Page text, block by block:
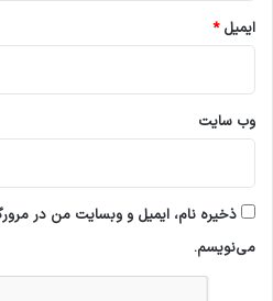
ایمیل*
وب‌ سایت
ذخیره نام، ایمیل و وبسایت من در
می‌نویسم.